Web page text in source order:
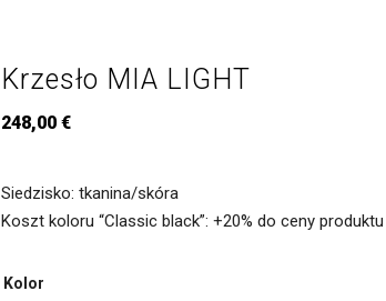
Krzesło MIA LIGHT
248,00 €
Siedzisko: tkanina/skóra
Koszt koloru “Classic black”: +20% do ceny produktu
Kolor